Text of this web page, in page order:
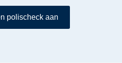
polischeck aan